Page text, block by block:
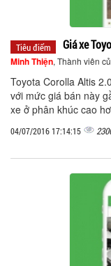
Tiêu điểm Giá xe
Minh Thiện, Thành viên
Toyota Corolla Altis
với mức giá bán này
xe ở phân khúc cao
04/07/2016 17:14:15